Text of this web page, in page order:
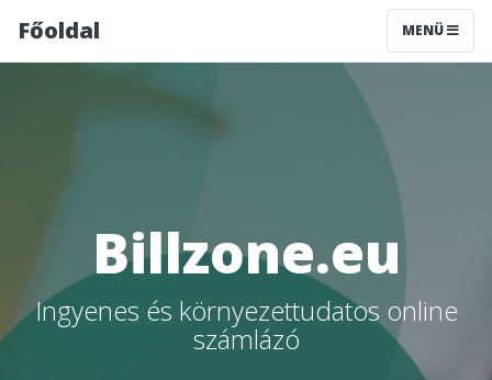
Főoldal MENÜ
Billzone.eu
Ingyenes és környezettudatos online
számlázó